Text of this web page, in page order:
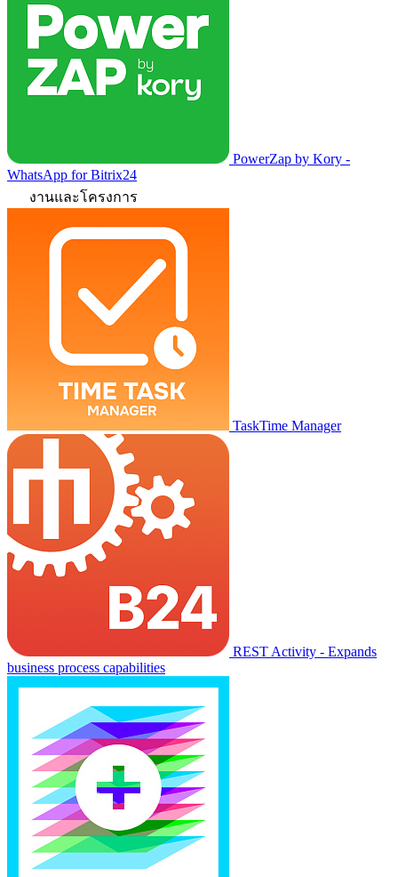
PowerZap by Kory -
WhatsApp for Bitrix24
งานและโครงการ
TaskTime Manager
REST Activity - Expands
business process capabilities